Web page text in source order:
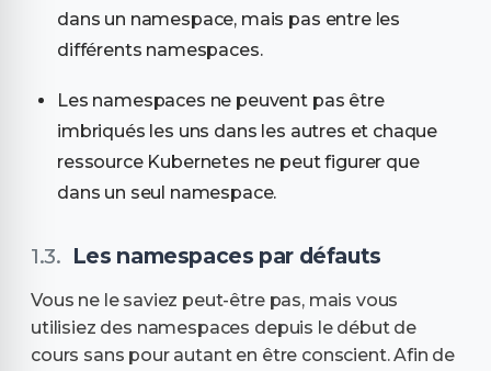
dans un namespace, mais pas entre les
différents namespaces.
Les namespaces ne peuvent pas être
imbriqués les uns dans les autres et chaque
ressource Kubernetes ne peut figurer que
dans un seul namespace.
Les namespaces par défauts
Vous ne le saviez peut-être pas, mais vous
utilisiez des namespaces depuis le début de
cours sans pour autant en être conscient. Afin de